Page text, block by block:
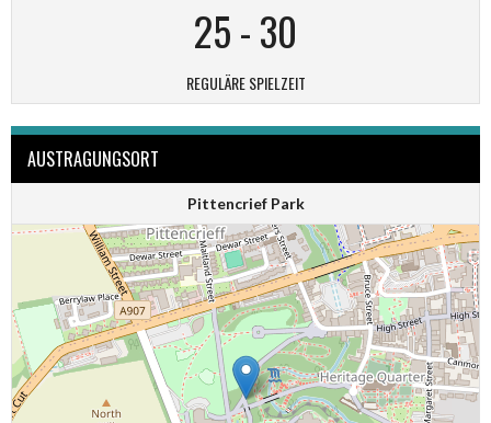
25-30
REGULÄRE SPIELZEIT
AUSTRAGUNGSORT
Pittencrief Park